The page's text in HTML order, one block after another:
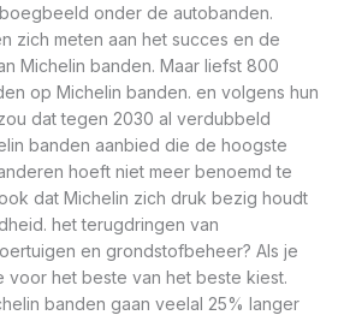
onder de autobanden.
zich meten aan het succes en de
Michelin banden. Maar liefst 800
op Michelin banden. en volgens hun
dat tegen 2030 al verdubbeld
banden aanbied die de hoogste
hoeft niet meer benoemd te
dat Michelin zich druk bezig houdt
het terugdringen van
en grondstofbeheer? Als je
voor het beste van het beste kiest.
banden gaan veelal 25% langer